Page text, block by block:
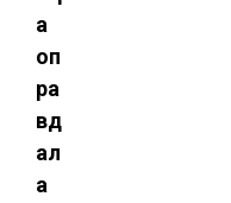
а
оп
ра
вд
ал
а